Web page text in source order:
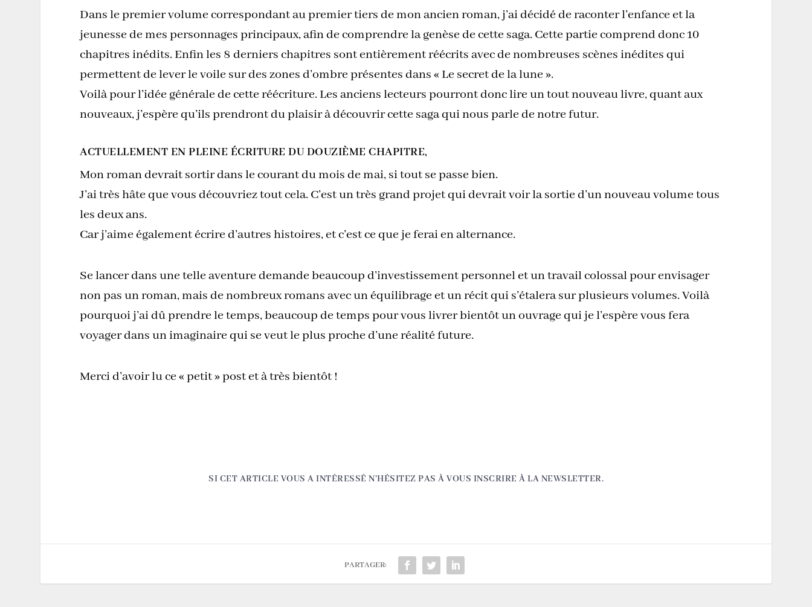
Dans le premier volume correspondant au premier tiers de mon ancien roman, j’ai décidé de raconter l’enfance et la
jeunesse de mes personnages principaux, afin de comprendre la genèse de cette saga. Cette partie comprend donc 10
chapitres inédits. Enfin les 8 derniers chapitres sont entièrement réécrits avec de nombreuses scènes inédites qui
permettent de lever le voile sur des zones d’ombre présentes dans « Le secret de la lune ».
Voilà pour l’idée générale de cette réécriture. Les anciens lecteurs pourront donc lire un tout nouveau livre, quant aux
nouveaux, j’espère qu’ils prendront du plaisir à découvrir cette saga qui nous parle de notre futur.
ACTUELLEMENT EN PLEINE ÉCRITURE DU DOUZIÈME CHAPITRE,
Mon roman devrait sortir dans le courant du mois de mai, si tout se passe bien.
J’ai très hâte que vous découvriez tout cela. C’est un très grand projet qui devrait voir la sortie d’un nouveau volume tous
les deux ans.
Car j’aime également écrire d’autres histoires, et c’est ce que je ferai en alternance.
Se lancer dans une telle aventure demande beaucoup d’investissement personnel et un travail colossal pour envisager
non pas un roman, mais de nombreux romans avec un équilibrage et un récit qui s’étalera sur plusieurs volumes. Voilà
pourquoi j’ai dû prendre le temps, beaucoup de temps pour vous livrer bientôt un ouvrage qui je l’espère vous fera
voyager dans un imaginaire qui se veut le plus proche d’une réalité future.
Merci d’avoir lu ce « petit » post et à très bientôt !
SI CET ARTICLE VOUS A INTÉRESSÉ N’HÉSITEZ PAS À VOUS INSCRIRE À LA NEWSLETTER.
PARTAGER: